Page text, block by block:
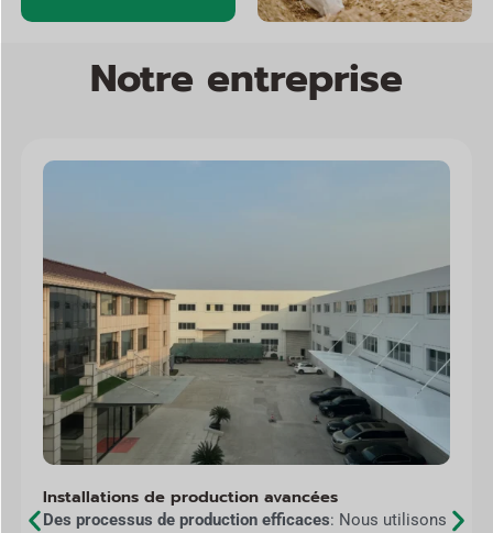
Notre entreprise
Installations de production avancées
Des processus de production efficaces: Nous utilisons